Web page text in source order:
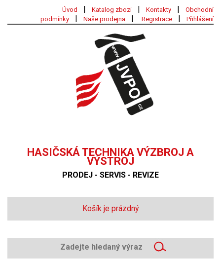
Úvod | Katalog zbozi | Kontakty |
Obchodní
podmínky
| Naše prodejna | Registrace | Přihlášení
HASIČSKÁ TECHNIKA VÝZBROJ A
VÝSTROJ
PRODEJ - SERVIS - REVIZE
Košík je prázdný